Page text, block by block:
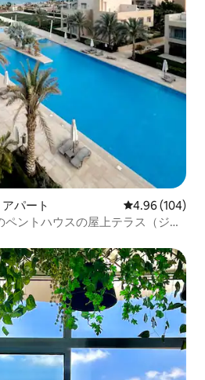
パート レビュー104
4.96 (104)
ントハウスの屋上テラス（ジャ